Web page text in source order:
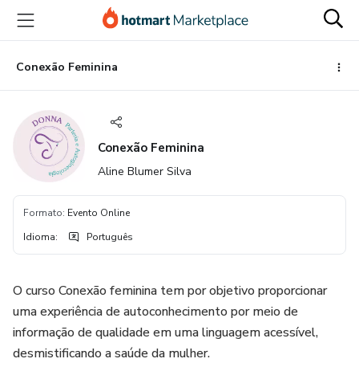
para
conteúdo
principal
para
pagamento
para
rodapéConexão Feminina
Conexão Feminina
Aline Blumer Silva
Formato: Evento Online
Idioma: Português
O curso Conexão feminina tem por objetivo proporcionar
uma experiência de autoconhecimento por meio de
informação de qualidade em uma linguagem acessível,
desmistificando a saúde da mulher.